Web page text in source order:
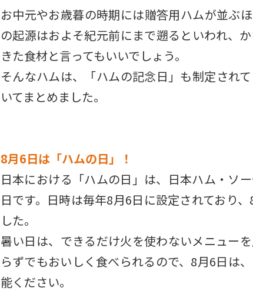
お中元やお歳暮の時期には贈答用ハムが並ぶ
の起源はおよそ紀元前にまで遡るといわれ、
きた食材と言ってもいいでしょう。
そんなハムは、「ハムの記念日」も制定され
いてまとめました。
8月6日は「ハムの日」！
日本における「ハムの日」は、日本ハム・ソ
日です。日時は毎年8月6日に設定されており
した。
暑い日は、できるだけ火を使わないメニュー
らずでもおいしく食べられるので、8月6日は
能ください。